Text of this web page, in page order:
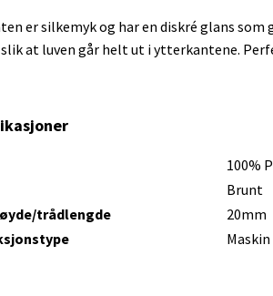
er silkemyk og har en diskré glans
at luven går helt ut i ytterkantene.
100%
Brunt
trådlengde
20mm
Maskin